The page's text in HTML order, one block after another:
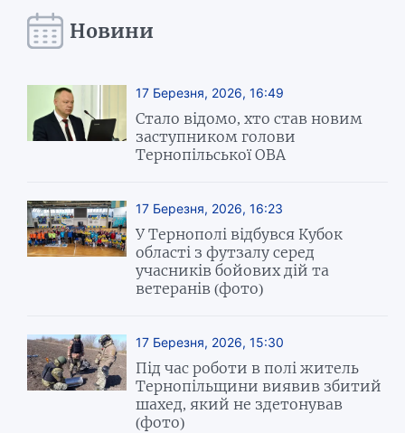
Новини
17 Березня, 2026, 16:49
Стало відомо, хто став новим
заступником голови
Тернопільської ОВА
17 Березня, 2026, 16:23
У Тернополі відбувся Кубок
області з футзалу серед
учасників бойових дій та
ветеранів (фото)
17 Березня, 2026, 15:30
Під час роботи в полі житель
Тернопільщини виявив збитий
шахед, який не здетонував
(фото)